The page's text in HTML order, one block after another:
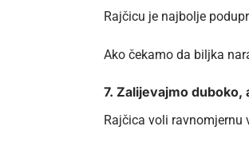
Rajčicu je najbolje
Ako čekamo da biljka
7. Zalijevajmo duboko,
Rajčica voli ravnomjernu